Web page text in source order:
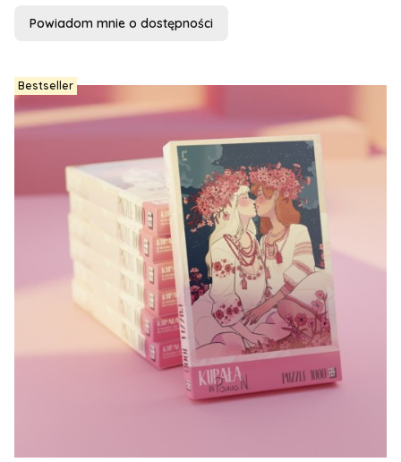
Powiadom mnie o dostępności
Bestseller